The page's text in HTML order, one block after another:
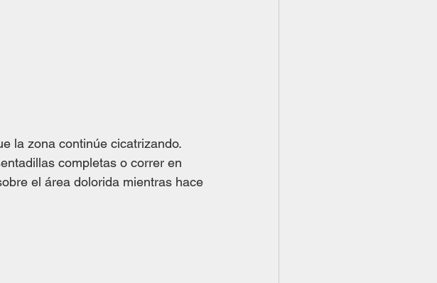
la zona continúe cicatrizando.
completas o correr en
el área dolorida mientras hace